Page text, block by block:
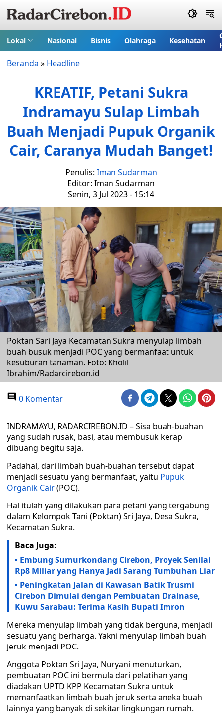
Lokal Nasional Bisnis Olahraga Kesehatan
Beranda » Headline
KREATIF, Petani Sukra
Indramayu Sulap Limbah
Buah Menjadi Pupuk Organik
Cair, Caranya Mudah Banget!
Penulis: Iman Sudarman
Editor: Iman Sudarman
Senin, 3 Jul 2023 - 15:14
Poktan Sari Jaya Kecamatan Sukra menyulap limbah
buah busuk menjadi POC yang bermanfaat untuk
kesuburan tanaman. Foto: Kholil
Ibrahim/Radarcirebon.id
0 Komentar
INDRAMAYU, RADARCIREBON.ID – Sisa buah-buahan
yang sudah rusak, basi, atau membusuk kerap
dibuang begitu saja.
Padahal, dari limbah buah-buahan tersebut dapat
menjadi sesuatu yang bermanfaat, yaitu Pupuk
Organik Cair(POC).
Hal itulah yang dilakukan para petani yang tergabung
dalam Kelompok Tani (Poktan) Sri Jaya, Desa Sukra,
Kecamatan Sukra.
Baca Juga:
Embung Sumurkondang Cirebon, Proyek Senilai
Rp8 Miliar yang Hanya Jadi Sarang Tumbuhan Liar
Peningkatan Jalan di Kawasan Batik Trusmi
Cirebon Dimulai dengan Pembuatan Drainase,
Kuwu Sarabau: Terima Kasih Bupati Imron
Mereka menyulap limbah yang tidak berguna, menjadi
sesuatu yang berharga. Yakni menyulap limbah buah
jeruk menjadi POC.
Anggota Poktan Sri Jaya, Nuryani menuturkan,
pembuatan POC ini bermula dari pelatihan yang
diadakan UPTD KPP Kecamatan Sukra untuk
memanfaatkan limbah buah jeruk serta aneka buah
lainnya yang banyak di sekitar lingkungan rumah.